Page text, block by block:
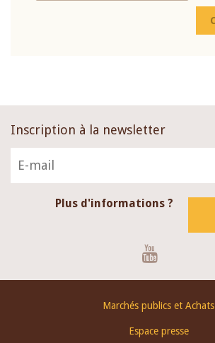
Inscription à la newsletter
Plus d'informations ?
Marchés publics et Achats
Espace presse